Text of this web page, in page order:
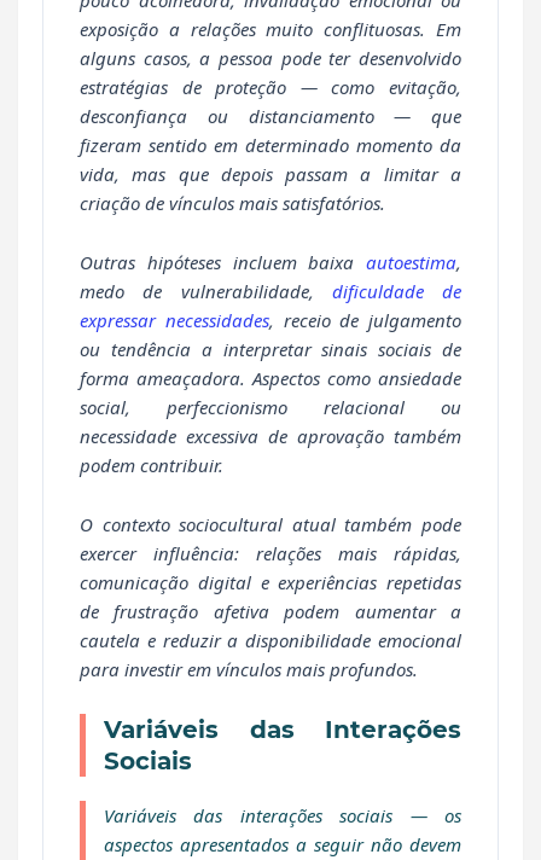
exposição a relações muito conflituosas. Em
alguns casos, a pessoa pode ter desenvolvido
estratégias de proteção — como evitação,
desconfiança ou distanciamento — que
fizeram sentido em determinado momento da
vida, mas que depois passam a limitar a
criação de vínculos mais satisfatórios.
Outras hipóteses incluem baixa autoestima,
medo de vulnerabilidade, dificuldade de
expressar necessidades, receio de julgamento
ou tendência a interpretar sinais sociais de
forma ameaçadora. Aspectos como ansiedade
social, perfeccionismo relacional ou
necessidade excessiva de aprovação também
podem contribuir.
O contexto sociocultural atual também pode
exercer influência: relações mais rápidas,
comunicação digital e experiências repetidas
de frustração afetiva podem aumentar a
cautela e reduzir a disponibilidade emocional
para investir em vínculos mais profundos.
Variáveis das Interações
Sociais
Variáveis das interações sociais — os
aspectos apresentados a seguir não devem